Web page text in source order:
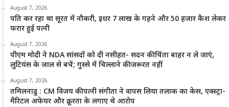
August 7, 2026
पति कर रहा था सूरत में नौकरी, इधर 7 लाख के गहने और 50 हजार कैश लेकर
फरार हुई पत्नी
August 7, 2026
पीएम मोदी ने NDA सांसदों को दी नसीहत- सदन की चिंता बाहर न ले जाएं,
लुटियंस के जाल से बचें; गुस्से में चिल्लाने की जरूरत नहीं
August 7, 2026
तमिलनाडु : CM विजय की पत्नी संगीता ने वापस लिया तलाक का केस, एक्स्ट्रा-
मैरिटल अफेयर और क्रूरता के लगाए थे आरोप